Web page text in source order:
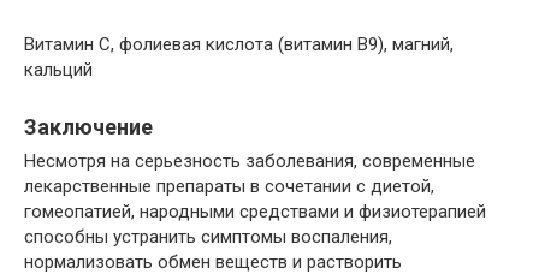
Витамин C, фолиевая кислота (витамин B9), магний,
кальций
Заключение
Несмотря на серьезность заболевания, современные
лекарственные препараты в сочетании с диетой,
гомеопатией, народными средствами и физиотерапией
способны устранить симптомы воспаления,
нормализовать обмен веществ и растворить